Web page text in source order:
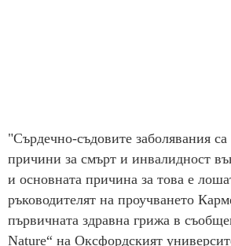
"Сърдечно-съдовите заболявания
причини за смърт и инвалидност
и основната причина за това е
ръководителят на проучването
първичната здравна грижа в
Nature“ на Оксфордският